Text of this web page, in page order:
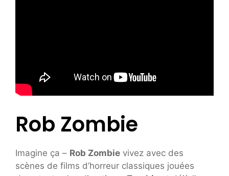
Rob Zombie
Imagine ça – Rob Zombie vivez avec des
scènes de films d’horreur classiques jouées